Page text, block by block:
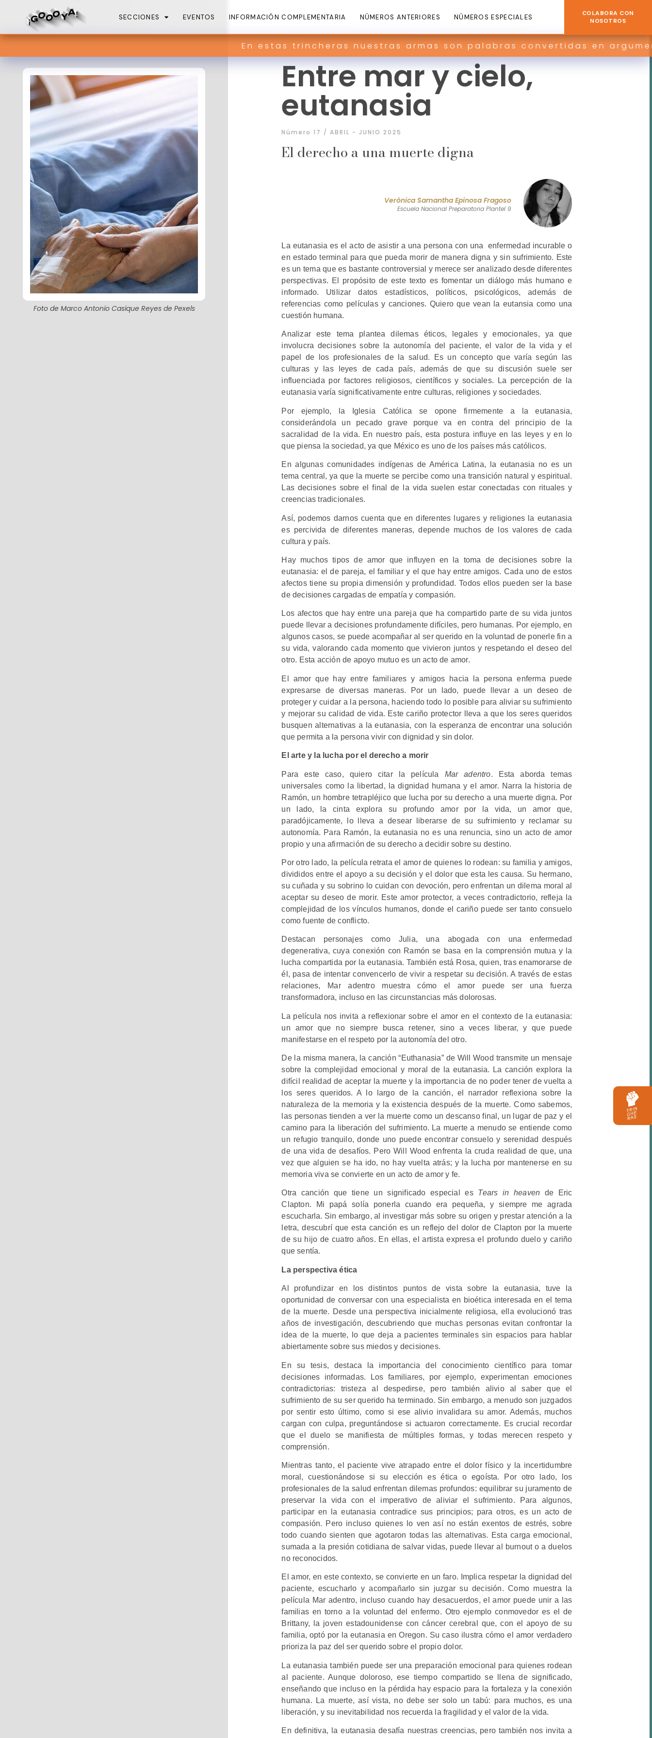
SECCIONES EVENTOS INFORMACIÓN COMPLEMENTARIA NÚMEROS ANTERIORES NÚMEROS ESPECIALES
COLABORA CON
NOSOTROS
En estas trincheras nuestras armas son palabras convertidas en argumentos y contra
Foto de Marco Antonio Casique Reyes de Pexels
Entre mar y cielo,
eutanasia
Número 17 / ABRIL - JUNIO 2025
El derecho a una muerte digna
Verónica Samantha Epinosa Fragoso
Escuela Nacional Preparatoria Plantel 9
La eutanasia es el acto de asistir a una persona con una enfermedad incurable o
en estado terminal para que pueda morir de manera digna y sin sufrimiento. Este
es un tema que es bastante controversial y merece ser analizado desde diferentes
perspectivas. El propósito de este texto es fomentar un diálogo más humano e
informado. Utilizar datos estadísticos, políticos, psicológicos, además de
referencias como películas y canciones. Quiero que vean la eutansia como una
cuestión humana.
Analizar este tema plantea dilemas éticos, legales y emocionales, ya que
involucra decisiones sobre la autonomía del paciente, el valor de la vida y el
papel de los profesionales de la salud. Es un concepto que varía según las
culturas y las leyes de cada país, además de que su discusión suele ser
influenciada por factores religiosos, científicos y sociales. La percepción de la
eutanasia varía significativamente entre culturas, religiones y sociedades.
Por ejemplo, la Iglesia Católica se opone firmemente a la eutanasia,
considerándola un pecado grave porque va en contra del principio de la
sacralidad de la vida. En nuestro país, esta postura influye en las leyes y en lo
que piensa la sociedad, ya que México es uno de los países más católicos.
En algunas comunidades indígenas de América Latina, la eutanasia no es un
tema central, ya que la muerte se percibe como una transición natural y espiritual.
Las decisiones sobre el final de la vida suelen estar conectadas con rituales y
creencias tradicionales.
Así, podemos darnos cuenta que en diferentes lugares y religiones la eutanasia
es percivida de diferentes maneras, depende muchos de los valores de cada
cultura y país.
Hay muchos tipos de amor que influyen en la toma de decisiones sobre la
eutanasia: el de pareja, el familiar y el que hay entre amigos. Cada uno de estos
afectos tiene su propia dimensión y profundidad. Todos ellos pueden ser la base
de decisiones cargadas de empatía y compasión.
Los afectos que hay entre una pareja que ha compartido parte de su vida juntos
puede llevar a decisiones profundamente difíciles, pero humanas. Por ejemplo, en
algunos casos, se puede acompañar al ser querido en la voluntad de ponerle fin a
su vida, valorando cada momento que vivieron juntos y respetando el deseo del
otro. Esta acción de apoyo mutuo es un acto de amor.
El amor que hay entre familiares y amigos hacia la persona enferma puede
expresarse de diversas maneras. Por un lado, puede llevar a un deseo de
proteger y cuidar a la persona, haciendo todo lo posible para aliviar su sufrimiento
y mejorar su calidad de vida. Este cariño protector lleva a que los seres queridos
busquen alternativas a la eutanasia, con la esperanza de encontrar una solución
que permita a la persona vivir con dignidad y sin dolor.
El arte y la lucha por el derecho a morir
Para este caso, quiero citar la película Mar adentro. Esta aborda temas
universales como la libertad, la dignidad humana y el amor. Narra la historia de
Ramón, un hombre tetrapléjico que lucha por su derecho a una muerte digna. Por
un lado, la cinta explora su profundo amor por la vida, un amor que,
paradójicamente, lo lleva a desear liberarse de su sufrimiento y reclamar su
autonomía. Para Ramón, la eutanasia no es una renuncia, sino un acto de amor
propio y una afirmación de su derecho a decidir sobre su destino.
Por otro lado, la película retrata el amor de quienes lo rodean: su familia y amigos,
divididos entre el apoyo a su decisión y el dolor que esta les causa. Su hermano,
su cuñada y su sobrino lo cuidan con devoción, pero enfrentan un dilema moral al
aceptar su deseo de morir. Este amor protector, a veces contradictorio, refleja la
complejidad de los vínculos humanos, donde el cariño puede ser tanto consuelo
como fuente de conflicto.
Destacan personajes como Julia, una abogada con una enfermedad
degenerativa, cuya conexión con Ramón se basa en la comprensión mutua y la
lucha compartida por la eutanasia. También está Rosa, quien, tras enamorarse de
él, pasa de intentar convencerlo de vivir a respetar su decisión. A través de estas
relaciones, Mar adentro muestra cómo el amor puede ser una fuerza
transformadora, incluso en las circunstancias más dolorosas.
La película nos invita a reflexionar sobre el amor en el contexto de la eutanasia:
un amor que no siempre busca retener, sino a veces liberar, y que puede
manifestarse en el respeto por la autonomía del otro.
De la misma manera, la canción “Euthanasia” de Will Wood transmite un mensaje
sobre la complejidad emocional y moral de la eutanasia. La canción explora la
difícil realidad de aceptar la muerte y la importancia de no poder tener de vuelta a
los seres queridos. A lo largo de la canción, el narrador reflexiona sobre la
naturaleza de la memoria y la existencia después de la muerte. Como sabemos,
las personas tienden a ver la muerte como un descanso final, un lugar de paz y el
camino para la liberación del sufrimiento. La muerte a menudo se entiende como
un refugio tranquilo, donde uno puede encontrar consuelo y serenidad después
de una vida de desafíos. Pero Will Wood enfrenta la cruda realidad de que, una
vez que alguien se ha ido, no hay vuelta atrás; y la lucha por mantenerse en su
memoria viva se convierte en un acto de amor y fe.
Otra canción que tiene un significado especial esTears in heaven de Eric
Clapton. Mi papá solía ponerla cuando era pequeña, y siempre me agrada
escucharla. Sin embargo, al investigar más sobre su origen y prestar atención a la
letra, descubrí que esta canción es un reflejo del dolor de Clapton por la muerte
de su hijo de cuatro años. En ellas, el artista expresa el profundo duelo y cariño
que sentía.
La perspectiva ética
Al profundizar en los distintos puntos de vista sobre la eutanasia, tuve la
oportunidad de conversar con una especialista en bioética interesada en el tema
de la muerte. Desde una perspectiva inicialmente religiosa, ella evolucionó tras
años de investigación, descubriendo que muchas personas evitan confrontar la
idea de la muerte, lo que deja a pacientes terminales sin espacios para hablar
abiertamente sobre sus miedos y decisiones.
En su tesis, destaca la importancia del conocimiento científico para tomar
decisiones informadas. Los familiares, por ejemplo, experimentan emociones
contradictorias: tristeza al despedirse, pero también alivio al saber que el
sufrimiento de su ser querido ha terminado. Sin embargo, a menudo son juzgados
por sentir esto último, como si ese alivio invalidara su amor. Además, muchos
cargan con culpa, preguntándose si actuaron correctamente. Es crucial recordar
que el duelo se manifiesta de múltiples formas, y todas merecen respeto y
comprensión.
Mientras tanto, el paciente vive atrapado entre el dolor físico y la incertidumbre
moral, cuestionándose si su elección es ética o egoísta. Por otro lado, los
profesionales de la salud enfrentan dilemas profundos: equilibrar su juramento de
preservar la vida con el imperativo de aliviar el sufrimiento. Para algunos,
participar en la eutanasia contradice sus principios; para otros, es un acto de
compasión. Pero incluso quienes lo ven así no están exentos de estrés, sobre
todo cuando sienten que agotaron todas las alternativas. Esta carga emocional,
sumada a la presión cotidiana de salvar vidas, puede llevar al burnout o a duelos
no reconocidos.
El amor, en este contexto, se convierte en un faro. Implica respetar la dignidad del
paciente, escucharlo y acompañarlo sin juzgar su decisión. Como muestra la
película Mar adentro, incluso cuando hay desacuerdos, el amor puede unir a las
familias en torno a la voluntad del enfermo. Otro ejemplo conmovedor es el de
Brittany, la joven estadounidense con cáncer cerebral que, con el apoyo de su
familia, optó por la eutanasia en Oregon. Su caso ilustra cómo el amor verdadero
prioriza la paz del ser querido sobre el propio dolor.
La eutanasia también puede ser una preparación emocional para quienes rodean
al paciente. Aunque doloroso, ese tiempo compartido se llena de significado,
enseñando que incluso en la pérdida hay espacio para la fortaleza y la conexión
humana. La muerte, así vista, no debe ser solo un tabú: para muchos, es una
liberación, y su inevitabilidad nos recuerda la fragilidad y el valor de la vida.
En definitiva, la eutanasia desafía nuestras creencias, pero también nos invita a